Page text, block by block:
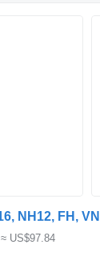
≈ US$97.84